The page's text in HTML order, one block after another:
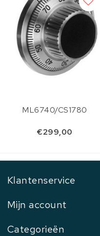
ML6740/CS1780
€299,00
Klantenservice
Mijn account
Categorieën